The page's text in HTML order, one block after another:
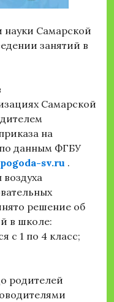
науки Самарской
занятий в
Самарской
на
данным ФГБУ
sv.ru .
решение об
в школе:
с 1 по 4 класс;
родителей